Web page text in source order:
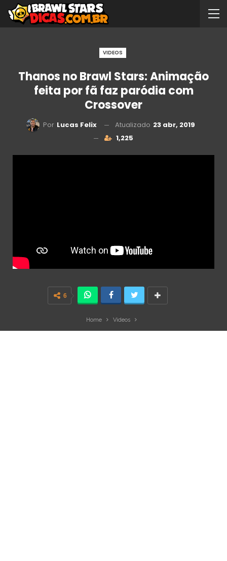
VIDEOS
Thanos no Brawl Stars: Animação
feita por fã faz paródia com
Crossover
Por Lucas Felix Atualizado 23 abr, 2019
1,225
6
Home Videos